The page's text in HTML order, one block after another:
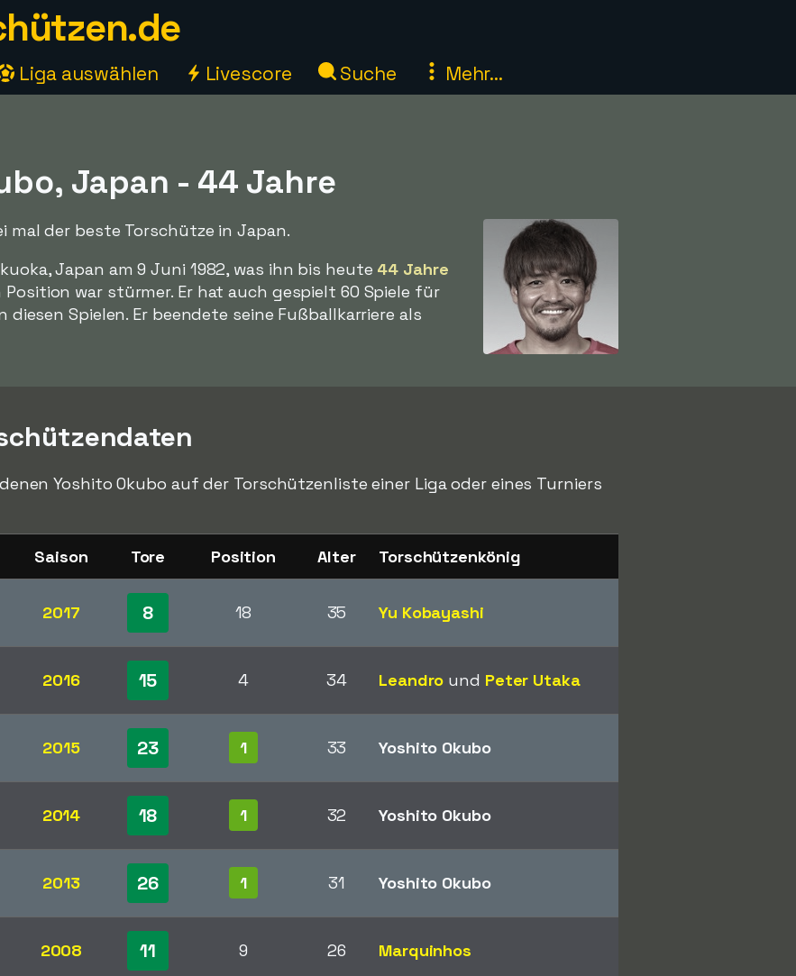
Liga auswählen Livescore Suche Mehr...
Japan - 44 Jahre
mal der beste Torschütze in Japan.
Japan am 9 Juni 1982, was ihn bis heute 44 Jahre
war stürmer. Er hat auch gespielt 60 Spiele für
Spielen. Er beendete seine Fußballkarriere als
Yoshito Okubo auf der Torschützenliste einer Liga oder eines Turniers
Saison Tore Position Alter Torschützenkönig
2017 8 18 35 Yu Kobayashi
2016 15 4 34 Leandro und Peter Utaka
2015 23 1 33 Yoshito Okubo
2014 18 1 32 Yoshito Okubo
2013 26 1 31 Yoshito Okubo
2008 11 9 26 Marquinhos